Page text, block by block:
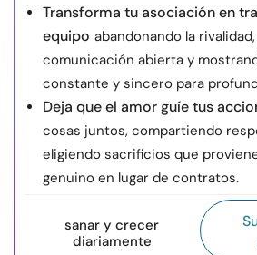
Transforma tu asociación en
equipo abandonando la
comunicación abierta y
constante y sincero para
Deja que el amor guíe tus
cosas juntos, compartiendo
eligiendo sacrificios que
genuino en lugar de contratos.
sanar y crecer
diariamente